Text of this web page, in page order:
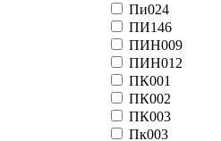
Пи024
ПИ146
ПИН009
ПИН012
ПК001
ПК002
ПК003
Пк003